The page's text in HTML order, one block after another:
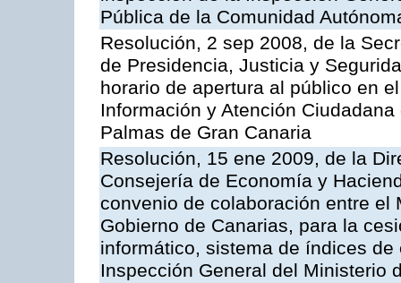
Pública de la Comunidad
Resolución, 2 sep 2008, de la
de Presidencia, Justicia y
horario de apertura al público en
Información y Atención
Palmas de Gran Canaria
Resolución, 15 ene 2009, de la
Consejería de Economía y
convenio de colaboración entre
Gobierno de Canarias, para la
informático, sistema de índices
Inspección General del Ministerio